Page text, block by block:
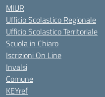
MIUR
Ufficio Scolastico Regionale
Ufficio Scolastico Territoriale
Scuola in Chiaro
Iscrizioni On Line
Invalsi
Comune
KEYref